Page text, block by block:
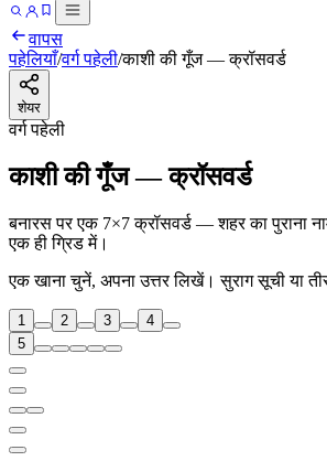
वापस
पहेलियाँ/वर्ग पहेली/काशी की गूँज — क्रॉसवर्ड
शेयर
वर्ग पहेली
काशी की गूँज — क्रॉसवर्ड
बनारस पर एक 7×7 क्रॉसवर्ड — शहर का पुराना
एक ही ग्रिड में।
एक खाना चुनें, अपना उत्तर लिखें। सुराग सूची या
1 2 3
4
5